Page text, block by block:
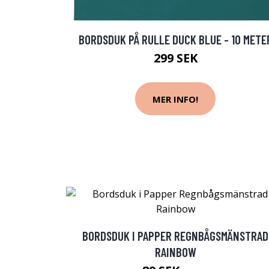
BORDSDUK PÅ RULLE DUCK BLUE - 10
299 SEK
MER INFO!
BORDSDUK I PAPPER REGNBÅGSMÄNSTRAD
RAINBOW